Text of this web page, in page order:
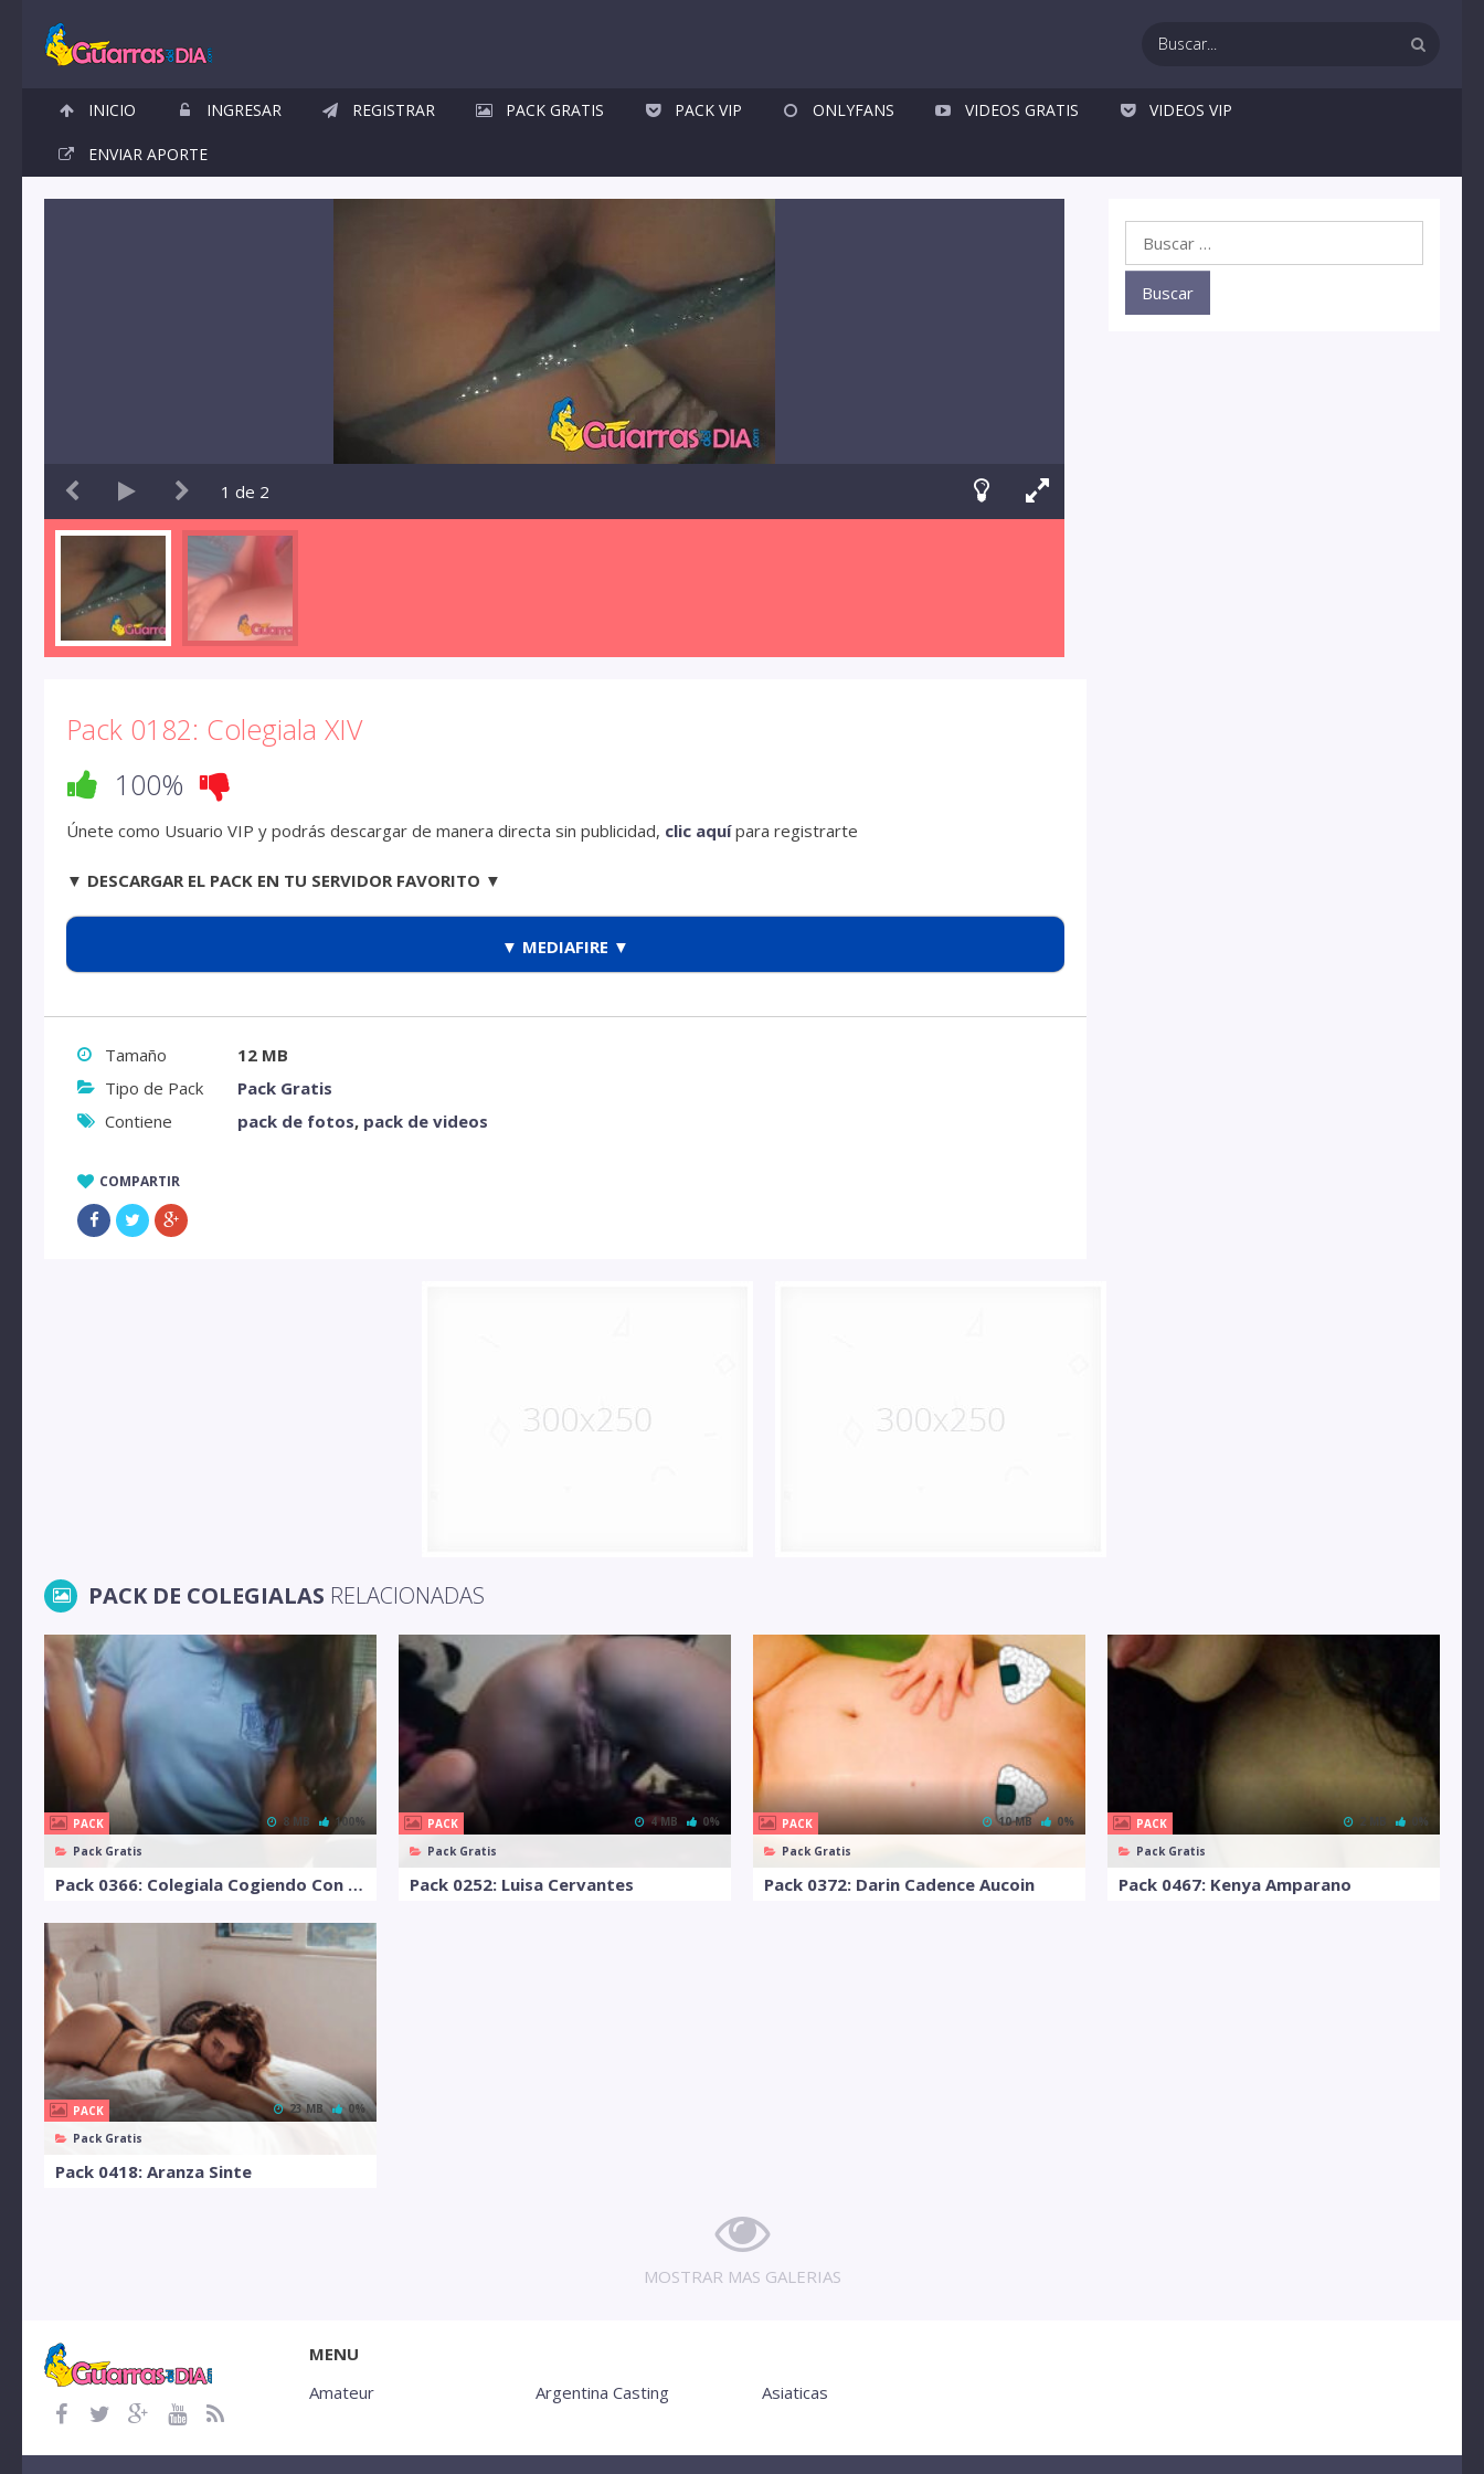
INICIO INGRESAR REGISTRAR PACK GRATIS PACK VIP ONLYFANS VIDEOS GRATIS VIDEOS VIP
ENVIAR APORTE
1 de 2
Pack 0182: Colegiala XIV
100%
Únete como Usuario VIP y podrás descargar de manera directa sin publicidad, clic aquípara registrarte
▼ DESCARGAR EL PACK EN TU SERVIDOR FAVORITO ▼
▼ MEDIAFIRE ▼
Tamaño
12 MB
Tipo de Pack
Pack Gratis
Contiene
pack de fotos, pack de videos
COMPARTIR
PACK DE COLEGIALAS RELACIONADAS
PACK
Pack Gratis
8 MB 100%
Pack 0366: Colegiala Cogiendo Con El Novio
PACK
Pack Gratis
4 MB 0%
Pack 0252: Luisa Cervantes
PACK
Pack Gratis
10 MB 0%
Pack 0372: Darin Cadence Aucoin
PACK
Pack Gratis
2 MB 0%
Pack 0467: Kenya Amparano
PACK
Pack Gratis
23 MB 0%
Pack 0418: Aranza Sinte
MOSTRAR MAS GALERIAS
MENU
Amateur
Argentina Casting Asiaticas